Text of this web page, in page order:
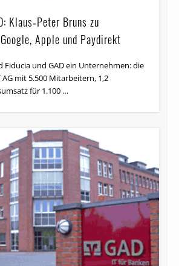
Klaus‑Peter Bruns zu
Apple und Paydirekt
Fiducia und GAD ein Unternehmen: die
AG mit 5.500 Mitarbeitern, 1,2
für 1.100 …